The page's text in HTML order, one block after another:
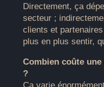
Directement, ça
secteur ;
clients et
plus en plus sentir,
Combien coûte
?